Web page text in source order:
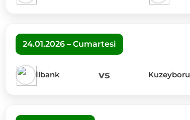
24.01.2026 – Cumartesi
İlbank vs Kuzeyboru